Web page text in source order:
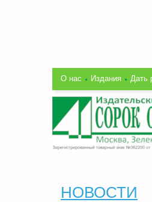
О нас Издания Дать
НОВОСТИ